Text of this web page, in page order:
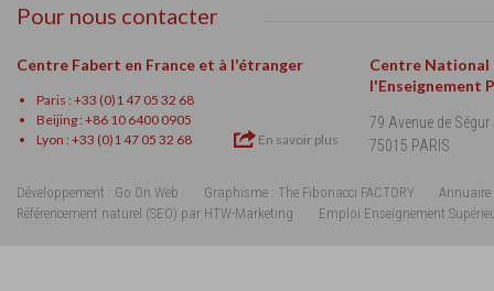
Pour nous contacter
Centre Fabert en France et à l'étranger
Paris : +33 (0)1 47 05 32 68
Beijing : +86 10 6400 0905
Lyon : +33 (0)1 47 05 32 68
En savoir plus
Centre National
l'Enseignement
79 Avenue de Ségur
75015 PARIS
Développement : Go On Web Graphisme : The Fibonacci FACTORY
Annuaire
Référencement naturel (SEO) par HTW-Marketing
Emploi Enseignement